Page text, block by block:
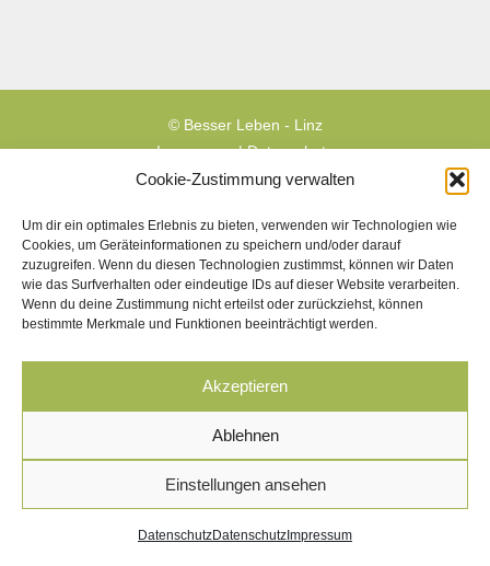
Cookie-Zustimmung verwalten
Um dir ein optimales Erlebnis zu bieten, verwenden wir Technologien wie
Cookies, um Geräteinformationen zu speichern und/oder darauf
zuzugreifen. Wenn du diesen Technologien zustimmst, können wir Daten
wie das Surfverhalten oder eindeutige IDs auf dieser Website verarbeiten.
Wenn du deine Zustimmung nicht erteilst oder zurückziehst, können
bestimmte Merkmale und Funktionen beeinträchtigt werden.
Akzeptieren
Ablehnen
Einstellungen ansehen
DatenschutzDatenschutz Impressum
© Besser Leben - Linz
Impressum|Datenschutz